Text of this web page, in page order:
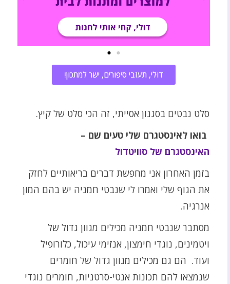
דוּלי, תעזבי סיפורים, ישר למתכון!
סלט נבטים בסגנון אסייתי, זה הכי סלט של קיץ.
בואו לאינסטגרם שלי טעים שם –
האינסטגרם של סוויטדול
בזמן האחרון אני מחפשת דברים בריאותיים לחזק
את הגוף שלי ואמרו לי שנבטי חמניה יש בהם המון
אנרגיה.
מסתבר שנבטי חמניה מכילים מגוון גדול של
ויטמינים, נוגדי חימצון, אנזימי עיכול, כלורופיל
ועוד. הם גם מכילים מגוון גדול של חומרים
שנמצאו להם תכונות אנטי-סרטניות, חומרים נוגדי